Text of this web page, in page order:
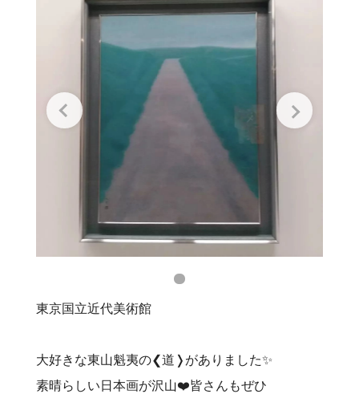
東京国立近代美術館
大好きな東山魁夷の❮道❭がありました✨
素晴らしい日本画が沢山❤️皆さんもぜひ